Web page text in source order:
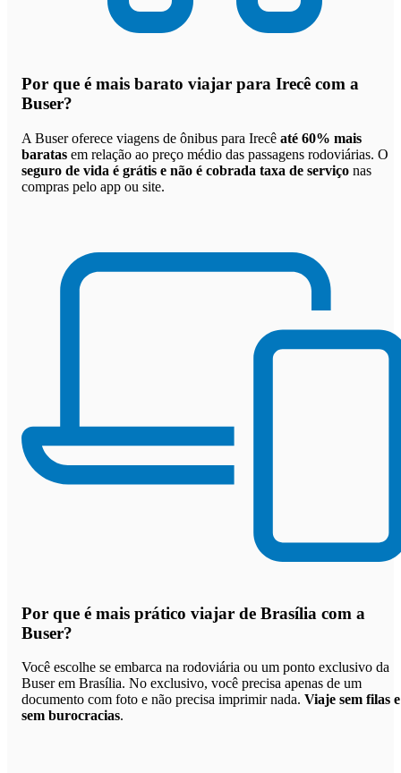
Por que é mais barato viajar para Irecê com a
Buser?
A Buser oferece viagens de ônibus para Irecê até 60% mais
baratas em relação ao preço médio das passagens rodoviárias. O
seguro de vida é grátis e não é cobrada taxa de serviço nas
compras pelo app ou site.
Por que é mais prático viajar de Brasília com a
Buser?
Você escolhe se embarca na rodoviária ou um ponto exclusivo da
Buser em Brasília. No exclusivo, você precisa apenas de um
documento com foto e não precisa imprimir nada. Viaje sem filas e
sem burocracias.